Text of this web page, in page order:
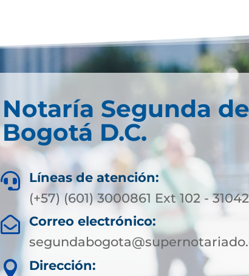
Notaría Segunda de
Bogotá D.C.

Líneas de atención:
(+57) (601) 3000861 Ext 102 -

Correo electrónico:
 Dirección: